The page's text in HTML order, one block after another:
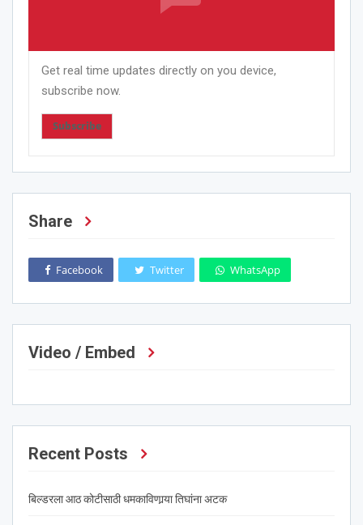
Get real time updates directly on you device,
subscribe now.
Subscribe
Share
Facebook Twitter WhatsApp
Video / Embed
Recent Posts
बिल्डरला आठ कोटीसाठी धमकाविणार्‍या तिघांना अटक